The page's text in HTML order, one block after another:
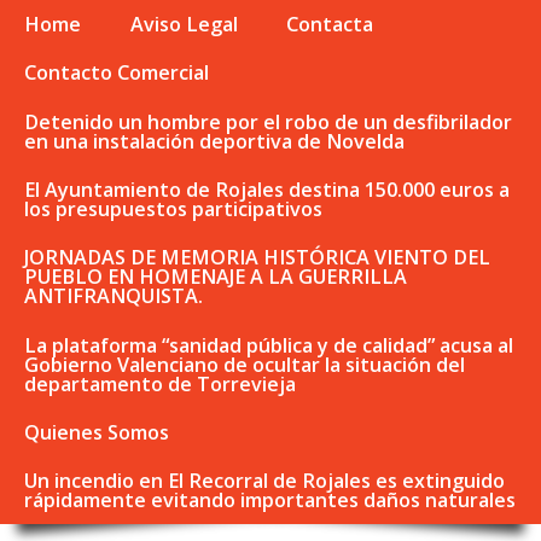
Home Aviso Legal
Contacta
Contacto Comercial
Detenido un hombre por el robo de un desfibrilador
en una instalación deportiva de Novelda
El Ayuntamiento de Rojales destina 150.000 euros a
los presupuestos participativos
JORNADAS DE MEMORIA HISTÓRICA VIENTO DEL
PUEBLO EN HOMENAJE A LA GUERRILLA
ANTIFRANQUISTA.
La plataforma “sanidad pública y de calidad” acusa al
Gobierno Valenciano de ocultar la situación del
departamento de Torrevieja
Quienes Somos
Un incendio en El Recorral de Rojales es extinguido
rápidamente evitando importantes daños naturales